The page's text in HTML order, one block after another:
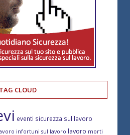
TAG CLOUD
eventi sicurezza sul lavoro
infortuni sul lavoro lavoro morti